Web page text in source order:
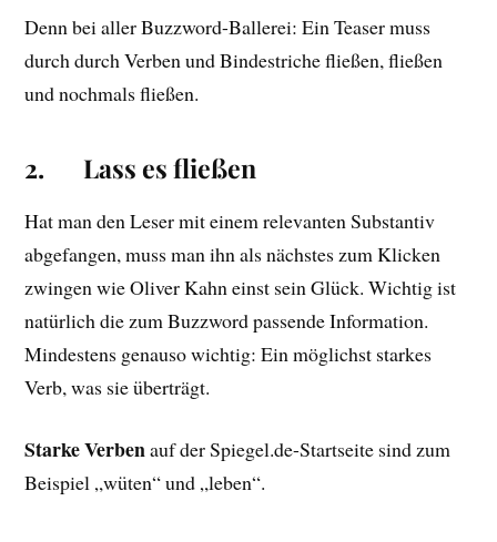
Denn bei aller Buzzword-Ballerei: Ein Teaser muss
durch durch Verben und Bindestriche fließen, fließen
und nochmals fließen.
2. Lass es fließen
Hat man den Leser mit einem relevanten Substantiv
abgefangen, muss man ihn als nächstes zum Klicken
zwingen wie Oliver Kahn einst sein Glück. Wichtig ist
natürlich die zum Buzzword passende Information.
Mindestens genauso wichtig: Ein möglichst starkes
Verb, was sie überträgt.
Starke Verbenauf der Spiegel.de-Startseite sind zum
Beispiel „wüten“ und „leben“.